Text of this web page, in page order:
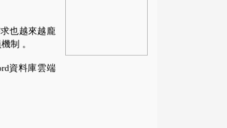
也越來越龐
制 。
資料庫雲端